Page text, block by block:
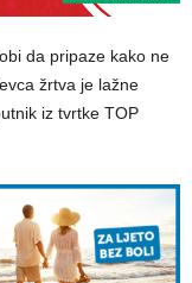
da pripaze kako ne
žrtva je lažne
iz tvrtke TOP